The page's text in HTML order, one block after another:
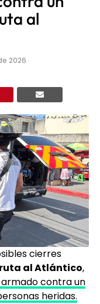
al
2026
cierres
al Atlántico,
contra un
heridas.